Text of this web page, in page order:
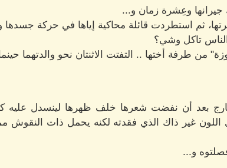
جيرانها وعِشرة زمان و...
ثم استطردت قائلة محاكية إياها في حركة جسدها
الناس تاكل وشي؟
طرفة أختها .. التفتت الاثنتان نحو والدتهما
بعد أن نفضت شعرها خلف ظهرها لينسدل عليه
غير ذاك الذي فقدته لكنه يحمل ذات النقوش
و...